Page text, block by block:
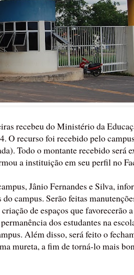
recebeu do Ministério da
O recurso foi recebido pelo
Todo o montante recebido será
a instituição em seu perfil no
Jânio Fernandes e Silva,
campus. Serão feitas
de espaços que favorecerão a
dos estudantes na
Além disso, será feito o
mureta, a fim de torná-lo mais